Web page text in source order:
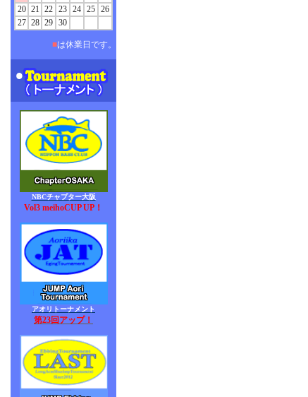
20 21 22 23 24 25 26
27 28 29 30
■は休業日です。
NBCチャプター大阪
Vol3 meihoCUP UP！
アオリトーナメント
第23回アップ！